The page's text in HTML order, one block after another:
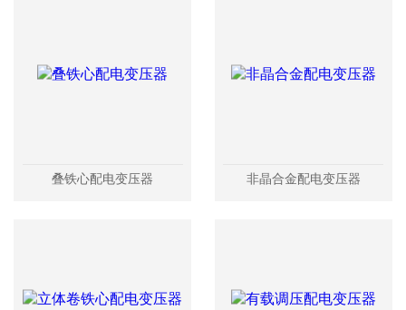
叠铁心配电变压器 非晶合金配电变压器